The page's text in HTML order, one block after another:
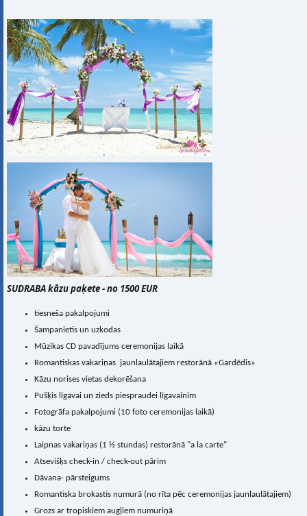
SUDRABA kāzu paķete- no 1500 EUR
tiesneša pakalpojumi
Šampanietis un uzkodas
Mūzikas CD pavadījums ceremonijas laikā
Romantiskas vakariņas jaunlaulātajiem restorānā «Gardēdis»
Kāzu norises vietas dekorēšana
Pušķis līgavai un zieds piespraudei līgavainim
Fotogrāfa pakalpojumi (10 foto ceremonijas laikā)
kāzu torte
Laipnas vakariņas (1 ½ stundas) restorānā "a la carte"
Atsevišķs check-in / check-out pārim
Dāvana- pārsteigums
Romantiska brokastis numurā (no rīta pēc ceremonijas jaunlaulātajiem)
Grozs ar tropiskiem augļiem numuriņā